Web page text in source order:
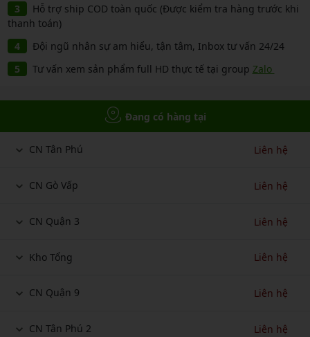
Hỗ trợ ship COD toàn quốc (Được kiểm tra hàng trước khi
thanh toán)
Đội ngũ nhân sự am hiểu, tận tâm, Inbox tư vấn 24/24
Tư vấn xem sản phẩm full HD thực tế tại group Zalo
Đang có hàng tại
CN Tân Phú Liên hệ
CN Gò Vấp Liên hệ
CN Quận 3 Liên hệ
Kho Tổng Liên hệ
CN Quận 9 Liên hệ
CN Tân Phú 2 Liên hệ